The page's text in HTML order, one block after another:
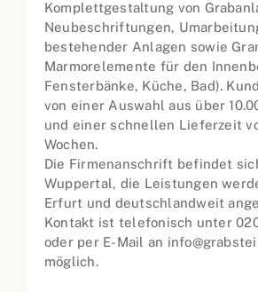
Komplettgestaltung von
Neubeschriftungen,
bestehender Anlagen sowie
Marmorelemente für den
Fensterbänke, Küche, Bad).
von einer Auswahl aus über
und einer schnellen Lieferzeit
Wochen.
Die Firmenanschrift befindet
Wuppertal, die Leistungen
Erfurt und deutschlandweit
Kontakt ist telefonisch unter
oder per E-Mail an
möglich.